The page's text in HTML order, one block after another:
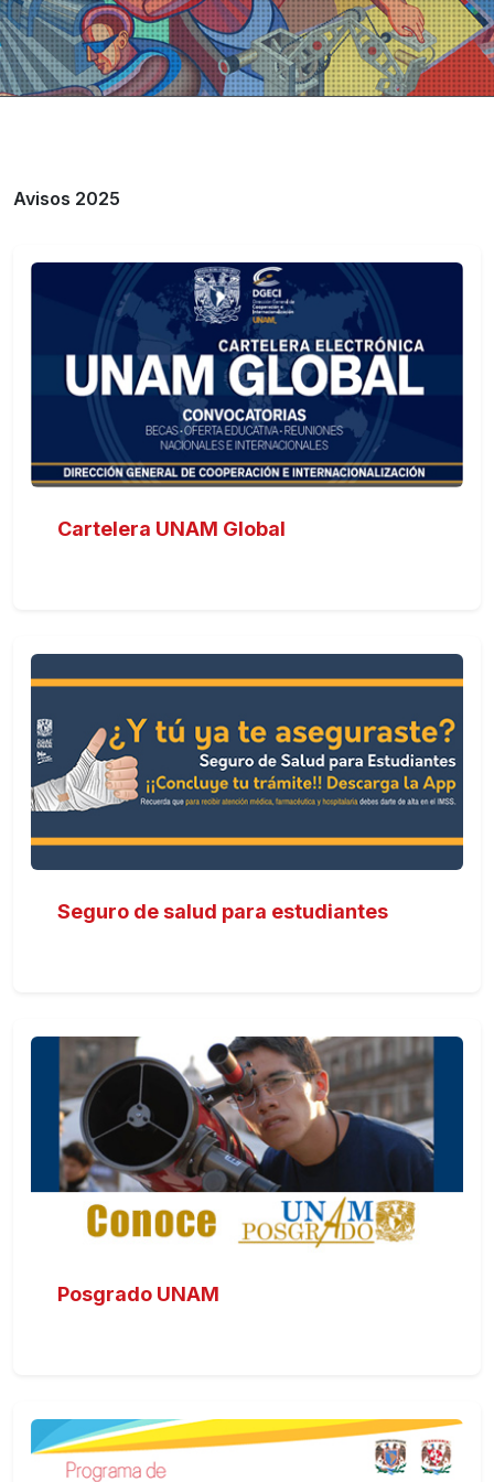
Avisos 2025
Cartelera UNAM Global
Seguro de salud para estudiantes
Posgrado UNAM